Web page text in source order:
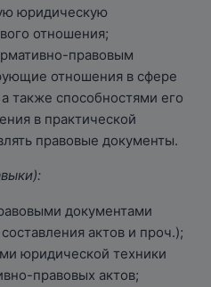
юридическую
отношения;
правовым
отношения в сфере
также способностями его
в практической
правовые документы.
документами
актов и проч.);
юридической техники
правовых актов;